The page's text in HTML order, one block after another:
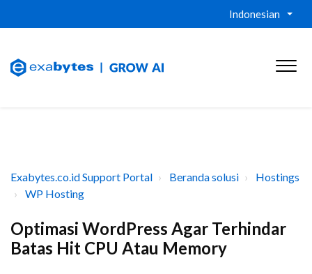
Indonesian
Exabytes.co.id Support Portal Beranda solusi
Hostings
WP Hosting
Optimasi WordPress Agar Terhindar
Batas Hit CPU Atau Memory